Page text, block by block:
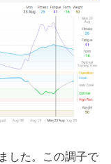
した。この調子で